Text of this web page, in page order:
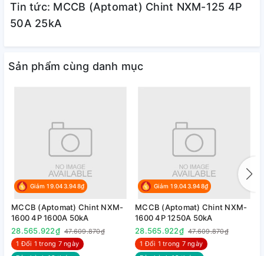
Tin tức: MCCB (Aptomat) Chint NXM-125 4P
50A 25kA
Sản phẩm cùng danh mục
Giảm 19.043.948₫
MCCB (Aptomat) Chint NXM-
1600 4P 1600A 50kA
28.565.922₫ 47.609.870₫
1 Đổi 1 trong 7 ngày
Giảm 19.043.948₫
MCCB (Aptomat) Chint NXM-
1600 4P 1250A 50kA
28.565.922₫ 47.609.870₫
1 Đổi 1 trong 7 ngày